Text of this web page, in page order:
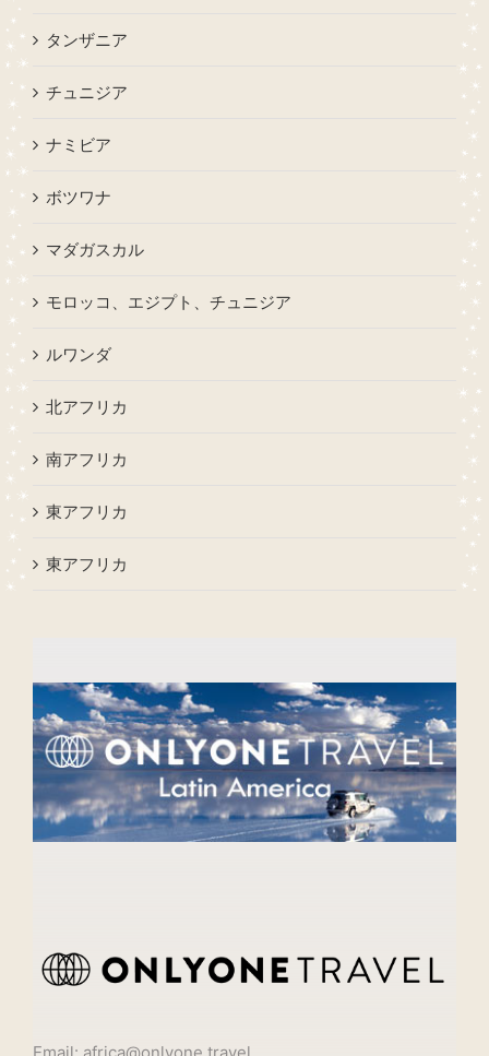
タンザニア
チュニジア
ナミビア
ボツワナ
マダガスカル
モロッコ、エジプト、チュニジア
ルワンダ
北アフリカ
南アフリカ
東アフリカ
東アフリカ